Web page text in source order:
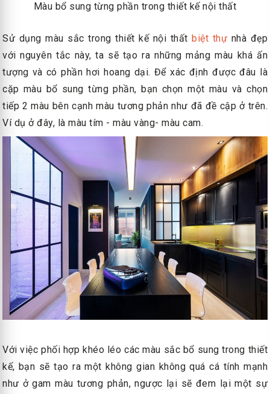
Màu bổ sung từng phần trong thiết kế nội thất
Sử dụng màu sắc trong thiết kế nội thất biệt thự nhà đẹp
với nguyên tắc này, ta sẽ tạo ra những mảng màu khá ấn
tượng và có phần hơi hoang dại. Để xác định được đâu là
cặp màu bổ sung từng phần, bạn chọn một màu và chọn
tiếp 2 màu bên cạnh màu tương phản như đã đề cập ở trên.
Ví dụ ở đây, là màu tím - màu vàng- màu cam.
Với việc phối hợp khéo léo các màu sắc bổ sung trong thiết
kế, bạn sẽ tạo ra một không gian không quá cá tính mạnh
như ở gam màu tương phản, ngược lại sẽ đem lại một sự